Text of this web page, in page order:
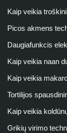
Kaip veikia
Picos akmens
Daugiafunkcis
Kaip veikia naan
Kaip veikia
Tortilijos
Kaip veikia
Grikių virimo